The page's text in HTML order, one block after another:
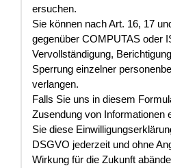
ersuchen.
Sie können nach Art. 16, 17
gegenüber COMPUTAS oder
Vervollständigung,
Sperrung einzelner
verlangen.
Falls Sie uns in diesem
Zusendung von Informationen
Sie diese
DSGVO jederzeit und ohne
Wirkung für die Zukunft